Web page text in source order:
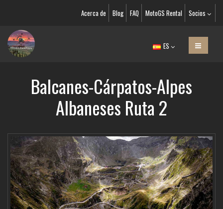
Acerca de Blog FAQ MotoGS Rental Socios
ES
Balcanes-Cárpatos-Alpes
Albaneses Ruta 2